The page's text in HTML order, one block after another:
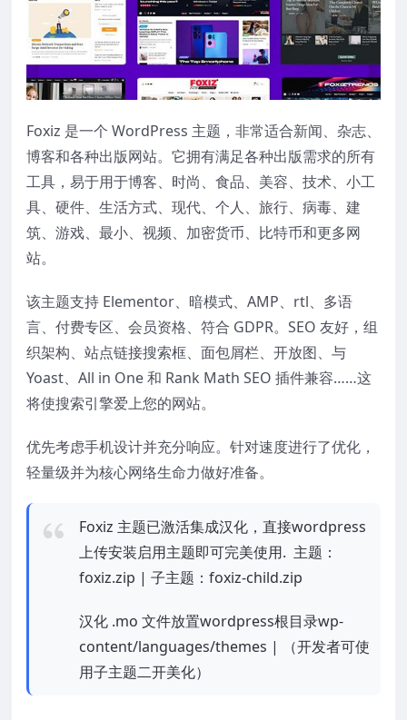
Foxiz 是一个 WordPress 主题，非常适合新闻、杂志、
博客和各种出版网站。它拥有满足各种出版需求的所有
工具，易于用于博客、时尚、食品、美容、技术、小工
具、硬件、生活方式、现代、个人、旅行、病毒、建
筑、游戏、最小、视频、加密货币、比特币和更多网
站。
该主题支持 Elementor、暗模式、AMP、rtl、多语
言、付费专区、会员资格、符合 GDPR。SEO 友好，组
织架构、站点链接搜索框、面包屑栏、开放图、与
Yoast、All in One 和 Rank Math SEO 插件兼容……这
将使搜索引擎爱上您的网站。
优先考虑手机设计并充分响应。针对速度进行了优化，
轻量级并为核心网络生命力做好准备。
Foxiz 主题已激活集成汉化，直接wordpress
上传安装启用主题即可完美使用. 主题：
foxiz.zip | 子主题：foxiz-child.zip
汉化 .mo 文件放置wordpress根目录wp-
content/languages/themes | （开发者可使
用子主题二开美化）